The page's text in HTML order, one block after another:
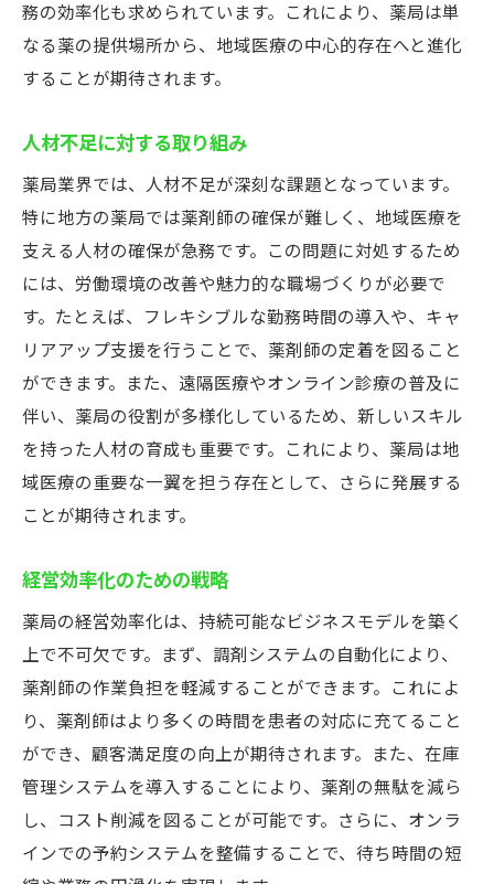
務の効率化も求められています。これにより、薬局は単
なる薬の提供場所から、地域医療の中心的存在へと進化
することが期待されます。
人材不足に対する取り組み
薬局業界では、人材不足が深刻な課題となっています。
特に地方の薬局では薬剤師の確保が難しく、地域医療を
支える人材の確保が急務です。この問題に対処するため
には、労働環境の改善や魅力的な職場づくりが必要で
す。たとえば、フレキシブルな勤務時間の導入や、キャ
リアアップ支援を行うことで、薬剤師の定着を図ること
ができます。また、遠隔医療やオンライン診療の普及に
伴い、薬局の役割が多様化しているため、新しいスキル
を持った人材の育成も重要です。これにより、薬局は地
域医療の重要な一翼を担う存在として、さらに発展する
ことが期待されます。
経営効率化のための戦略
薬局の経営効率化は、持続可能なビジネスモデルを築く
上で不可欠です。まず、調剤システムの自動化により、
薬剤師の作業負担を軽減することができます。これによ
り、薬剤師はより多くの時間を患者の対応に充てること
ができ、顧客満足度の向上が期待されます。また、在庫
管理システムを導入することにより、薬剤の無駄を減ら
し、コスト削減を図ることが可能です。さらに、オンラ
インでの予約システムを整備することで、待ち時間の短